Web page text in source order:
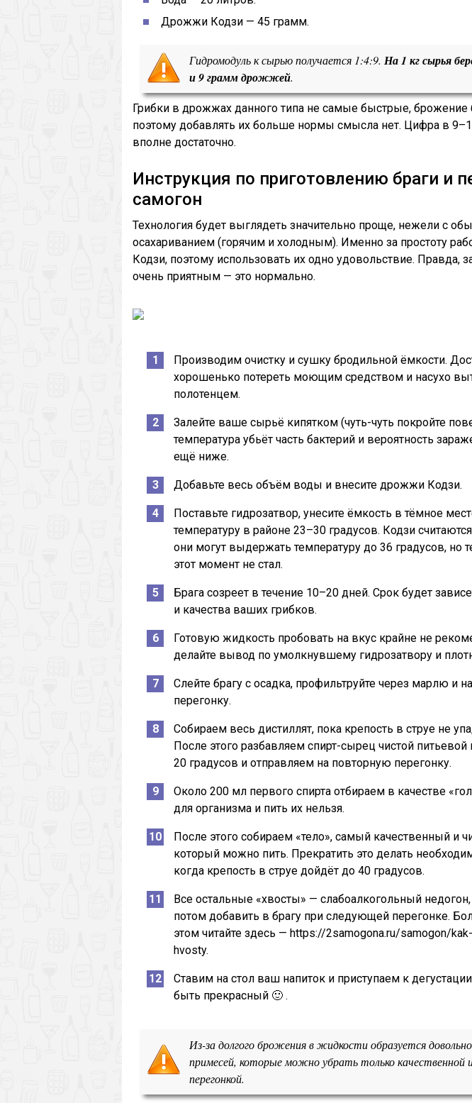
Дрожжи Кодзи — 45 грамм.
Гидромодуль к сырью получается 1:4:9. На 1 кг сырья
и 9 грамм дрожжей.
Грибки в дрожжах данного типа не самые быстрые, брожение
поэтому добавлять их больше нормы смысла нет. Цифра в
вполне достаточно.
Инструкция по приготовлению браги и
самогон
Технология будет выглядеть значительно проще, нежели с
осахариванием (горячим и холодным). Именно за простоту
Кодзи, поэтому использовать их одно удовольствие. Правда,
очень приятным — это нормально.
Производим очистку и сушку бродильной ёмкости.
хорошенько потереть моющим средством и насухо
полотенцем.
Залейте ваше сырьё кипятком (чуть-чуть покройте
температура убьёт часть бактерий и вероятность
ещё ниже.
Добавьте весь объём воды и внесите дрожжи Кодзи.
Поставьте гидрозатвор, унесите ёмкость в тёмное
температуру в районе 23–30 градусов. Кодзи
они могут выдержать температуру до 36 градусов, но
этот момент не стал.
Брага созреет в течение 10–20 дней. Срок будет
и качества ваших грибков.
Готовую жидкость пробовать на вкус крайне не
делайте вывод по умолкнувшему гидрозатвору и
Слейте брагу с осадка, профильтруйте через марлю и
перегонку.
Собираем весь дистиллят, пока крепость в струе не
После этого разбавляем спирт-сырец чистой
20 градусов и отправляем на повторную перегонку.
Около 200 мл первого спирта отбираем в качестве
для организма и пить их нельзя.
После этого собираем «тело», самый качественный и
который можно пить. Прекратить это делать
когда крепость в струе дойдёт до 40 градусов.
Все остальные «хвосты» — слабоалкогольный
потом добавить в брагу при следующей перегонке.
этом читайте здесь — https://2samogona.ru/samogon/
hvosty.
Ставим на стол ваш напиток и приступаем к
быть прекрасный 🙂 .
Из-за долгого брожения в жидкости образуется
примесей, которые можно убрать только качественной
перегонкой.